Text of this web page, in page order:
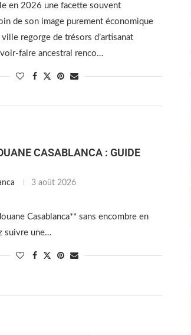
en 2026 une facette souvent
de son image purement économique
regorge de trésors d’artisanat
faire ancestral renco…
CASABLANCA : GUIDE
3 août 2026
Casablanca** sans encombre en
suivre une…